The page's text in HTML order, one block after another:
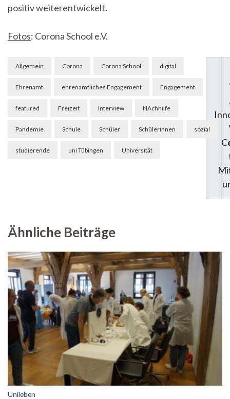
positiv weiterentwickelt.
Fotos: Corona School e.V.
Allgemein Corona Corona School digital
Ehrenamt ehrenamtliches Engagement Engagement
featured Freizeit Interview NAchhilfe
Pandemie Schule Schüler Schülerinnen sozial
studierende uni Tübingen Universität
Beitragsnavigation
Ähnliche Beiträge
Unileben